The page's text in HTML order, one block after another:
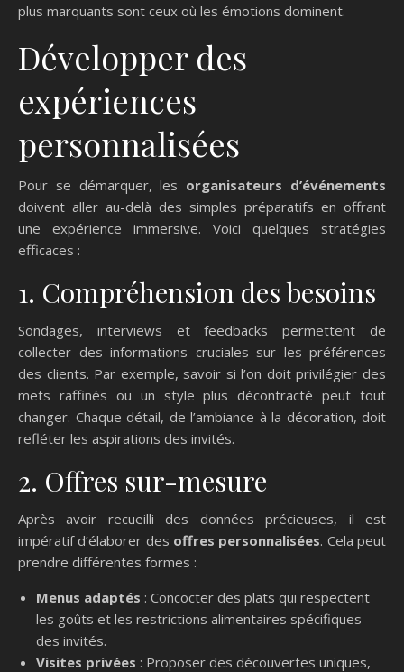
plus marquants sont ceux où les émotions dominent.
Développer des
expériences
personnalisées
Pour se démarquer, les organisateurs d’événements
doivent aller au-delà des simples préparatifs en offrant
une expérience immersive. Voici quelques stratégies
efficaces :
1. Compréhension des besoins
Sondages, interviews et feedbacks permettent de
collecter des informations cruciales sur les préférences
des clients. Par exemple, savoir si l’on doit privilégier des
mets raffinés ou un style plus décontracté peut tout
changer. Chaque détail, de l’ambiance à la décoration, doit
refléter les aspirations des invités.
2. Offres sur-mesure
Après avoir recueilli des données précieuses, il est
impératif d’élaborer des offres personnalisées. Cela peut
prendre différentes formes :
Menus adaptés : Concocter des plats qui respectent
les goûts et les restrictions alimentaires spécifiques
des invités.
Visites privées : Proposer des découvertes uniques,